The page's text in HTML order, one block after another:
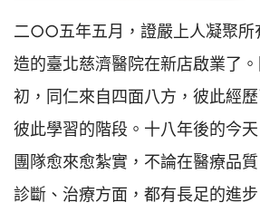
二○○五年五月，證嚴上人凝聚所
造的臺北慈濟醫院在新店啟業了
初，同仁來自四面八方，彼此經
彼此學習的階段。十八年後的今
團隊愈來愈紮實，不論在醫療品
診斷、治療方面，都有長足的進步